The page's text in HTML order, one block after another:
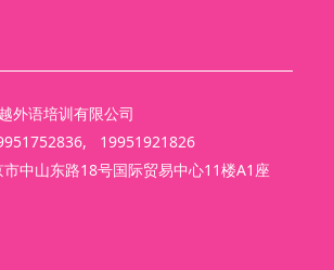
外语培训有限公司
19951921826
中山东路18号国际贸易中心11楼A1座